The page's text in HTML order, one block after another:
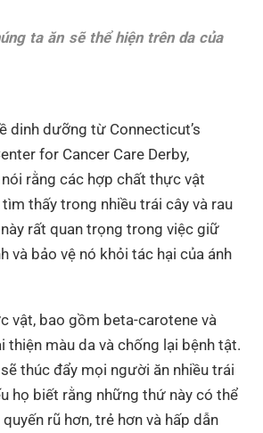
ta ăn sẽ thể hiện trên da của
dinh dưỡng từ Connecticut’s
for Cancer Care Derby,
rằng các hợp chất thực vật
thấy trong nhiều trái cây và rau
rất quan trọng trong việc giữ
và bảo vệ nó khỏi tác hại của ánh
vật, bao gồm beta-carotene và
thiện màu da và chống lại bệnh tật.
thúc đẩy mọi người ăn nhiều trái
họ biết rằng những thứ này có thể
rũ hơn, trẻ hơn và hấp dẫn